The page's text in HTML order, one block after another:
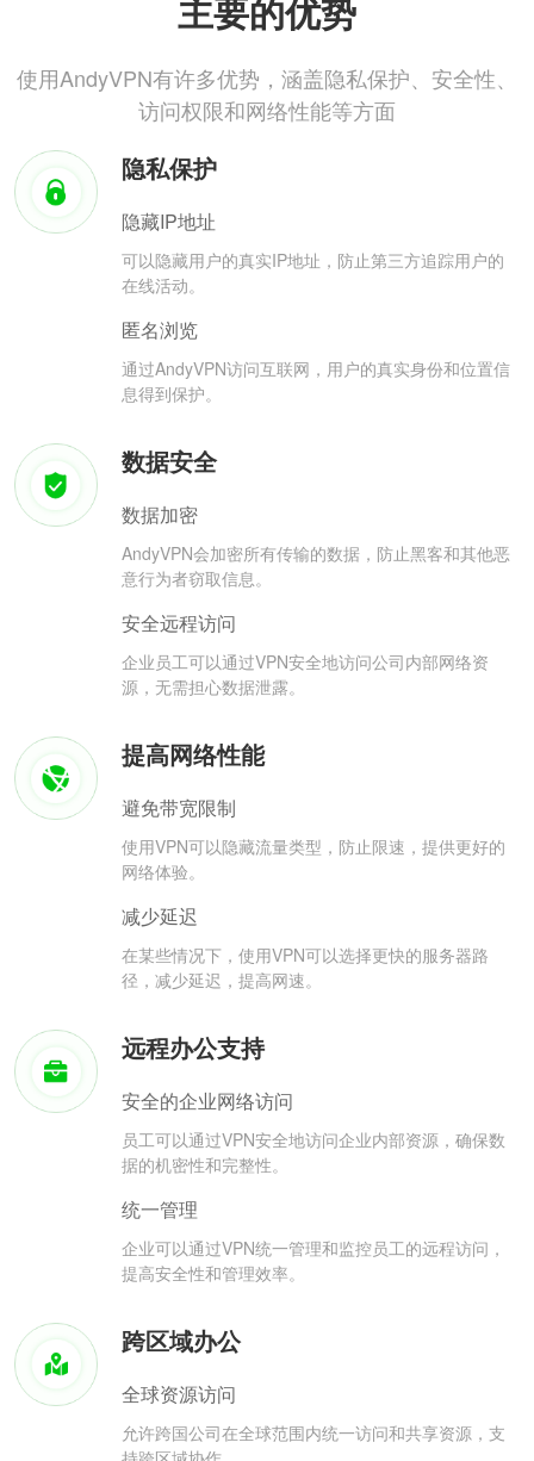
主要的优势
使用AndyVPN有许多优势，涵盖隐私保护、安全性、
访问权限和网络性能等方面
隐私保护
隐藏IP地址
可以隐藏用户的真实IP地址，防止第三方追踪用户的
在线活动。
匿名浏览
通过AndyVPN访问互联网，用户的真实身份和位置信
息得到保护。
数据安全
数据加密
AndyVPN会加密所有传输的数据，防止黑客和其他恶
意行为者窃取信息。
安全远程访问
企业员工可以通过VPN安全地访问公司内部网络资
源，无需担心数据泄露。
提高网络性能
避免带宽限制
使用VPN可以隐藏流量类型，防止限速，提供更好的
网络体验。
减少延迟
在某些情况下，使用VPN可以选择更快的服务器路
径，减少延迟，提高网速。
远程办公支持
安全的企业网络访问
员工可以通过VPN安全地访问企业内部资源，确保数
据的机密性和完整性。
统一管理
企业可以通过VPN统一管理和监控员工的远程访问，
提高安全性和管理效率。
跨区域办公
全球资源访问
允许跨国公司在全球范围内统一访问和共享资源，支